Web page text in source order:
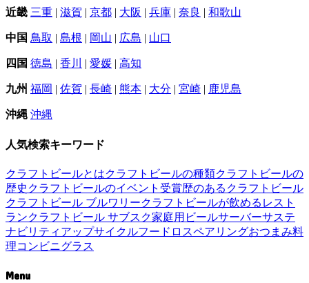
近畿 三重 | 滋賀 | 京都 | 大阪 | 兵庫 | 奈良 | 和歌山
中国 鳥取 | 島根 | 岡山 | 広島 | 山口
四国 徳島 | 香川 | 愛媛 | 高知
九州 福岡 | 佐賀 | 長崎 | 熊本 | 大分 | 宮崎 | 鹿児島
沖縄 沖縄
人気検索キーワード
クラフトビールとはクラフトビールの種類クラフトビールの
歴史 クラフトビールのイベント 受賞歴のあるクラフトビール
クラフトビール ブルワリークラフトビールが飲めるレスト
ランクラフトビール サブスク家庭用ビールサーバーサステ
ナビリティ アップサイクルフードロスペアリングおつまみ料
理コンビニグラス
Menu